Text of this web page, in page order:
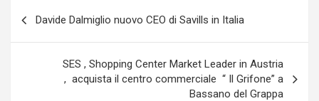
Davide Dalmiglio nuovo CEO di Savills in Italia
SES , Shopping Center Market Leader in Austria
, acquista il centro commerciale “ Il Grifone” a
Bassano del Grappa